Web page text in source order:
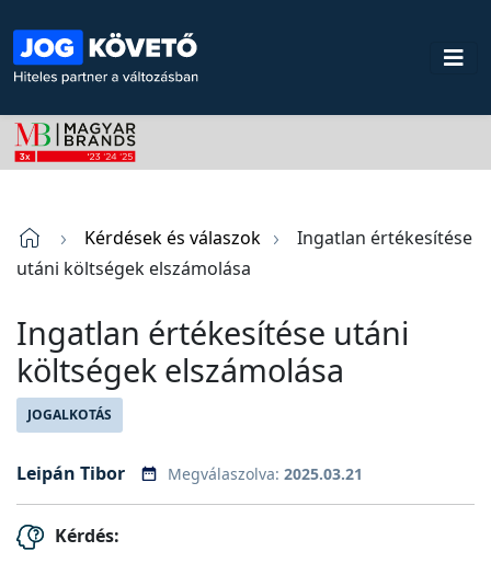
Kérdések és válaszok
Ingatlan értékesítése
utáni költségek elszámolása
Ingatlan értékesítése utáni
költségek elszámolása
JOGALKOTÁS
Leipán Tibor Megválaszolva: 2025.03.21
Kérdés: